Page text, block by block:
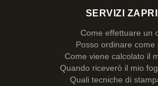
SERVIZI
Come effettuare un
Posso ordinare come
Come viene calcolato il
Quando riceverò il mio
Quali tecniche di